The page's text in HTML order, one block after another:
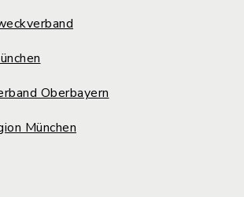
Oberbayern
München